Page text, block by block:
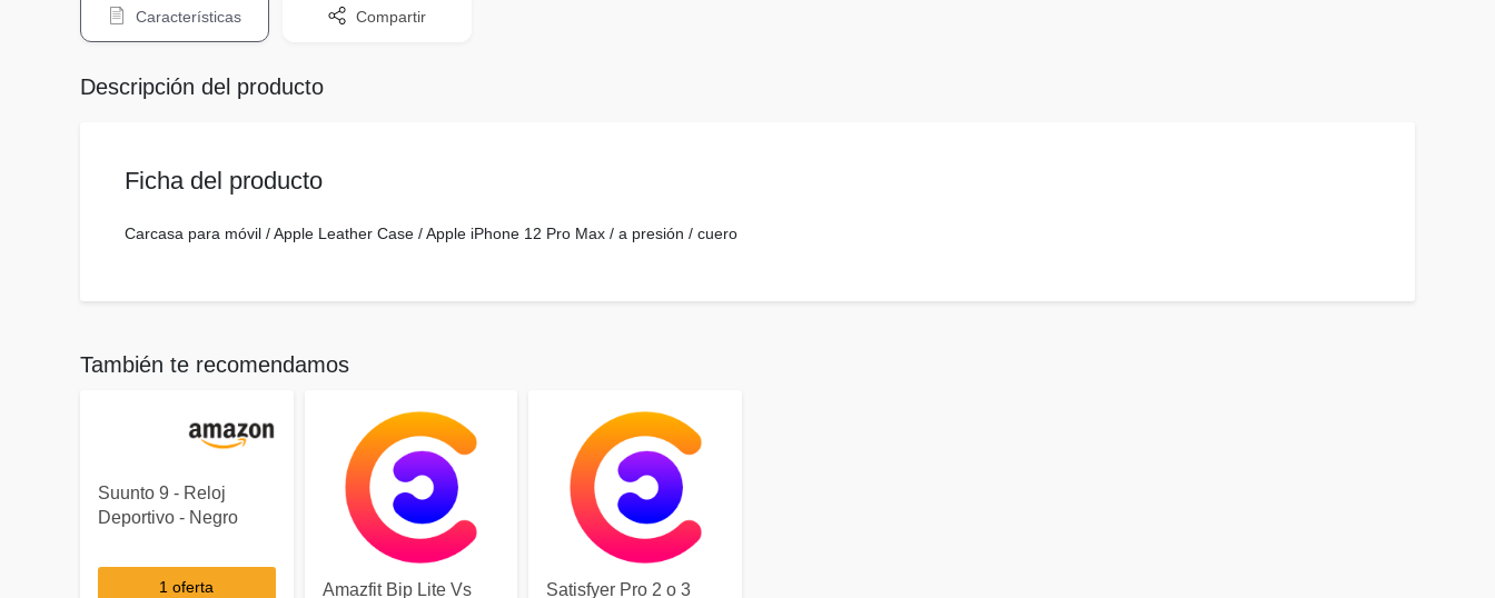
Características Compartir
Descripción del producto
Ficha del producto
Carcasa para móvil / Apple Leather Case / Apple iPhone 12 Pro Max / a presión / cuero
También te recomendamos
Suunto 9 - Reloj
Deportivo - Negro
1 oferta Amazfit Bip Lite Vs Satisfyer Pro 2 o 3